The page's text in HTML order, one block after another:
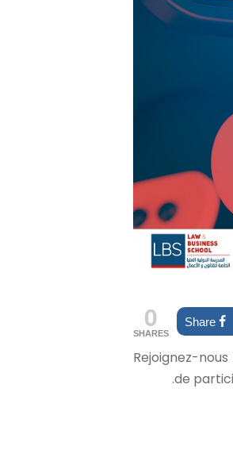
0
SHARES
Share
Rejoignez-
de